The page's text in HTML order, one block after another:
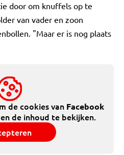
door om knuffels op te
van vader en zoon
"Maar er is nog plaats
de cookies van Facebook
de inhoud te bekijken.